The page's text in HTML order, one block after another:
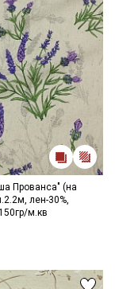
Прованса" (на
лен-30%,
м.кв